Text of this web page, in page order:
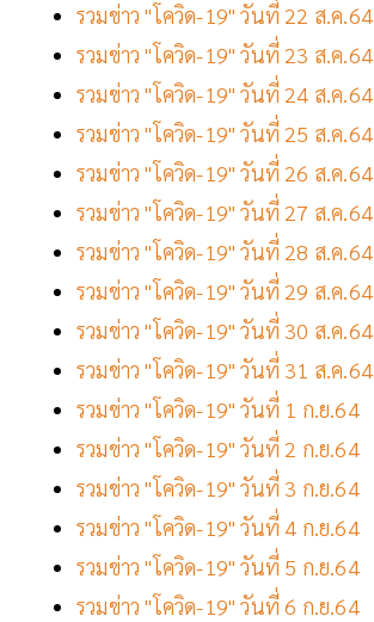
รวมข่าว "โควิด-19" วันที่ 22 ส.ค.64
รวมข่าว "โควิด-19" วันที่ 23 ส.ค.64
รวมข่าว "โควิด-19" วันที่ 24 ส.ค.64
รวมข่าว "โควิด-19" วันที่ 25 ส.ค.64
รวมข่าว "โควิด-19" วันที่ 26 ส.ค.64
รวมข่าว "โควิด-19" วันที่ 27 ส.ค.64
รวมข่าว "โควิด-19" วันที่ 28 ส.ค.64
รวมข่าว "โควิด-19" วันที่ 29 ส.ค.64
รวมข่าว "โควิด-19" วันที่ 30 ส.ค.64
รวมข่าว "โควิด-19" วันที่ 31 ส.ค.64
รวมข่าว "โควิด-19" วันที่ 1 ก.ย.64
รวมข่าว "โควิด-19" วันที่ 2 ก.ย.64
รวมข่าว "โควิด-19" วันที่ 3 ก.ย.64
รวมข่าว "โควิด-19" วันที่ 4 ก.ย.64
รวมข่าว "โควิด-19" วันที่ 5 ก.ย.64
รวมข่าว "โควิด-19" วันที่ 6 ก.ย.64